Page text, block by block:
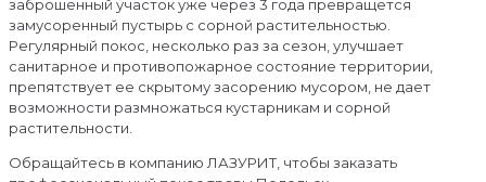
заброшенный участок уже через 3 года превращется
замусоренный пустырь с сорной растительностью.
Регулярный покос, несколько раз за сезон, улучшает
санитарное и противопожарное состояние территории,
препятствует ее скрытому засорению мусором, не дает
возможности размножаться кустарникам и сорной
растительности.
Обращайтесь в компанию ЛАЗУРИТ, чтобы заказать